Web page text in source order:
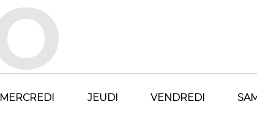
MERCREDI JEUDI VENDREDI